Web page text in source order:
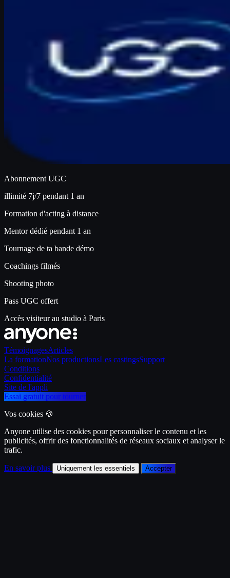
Abonnement UGC
illimité 7j/7 pendant 1 an
Formation d'acting à distance
Mentor dédié pendant 1 an
Tournage de ta bande démo
Coachings filmés
Shooting photo
Pass UGC offert
Accès visiteur au studio à Paris
TémoignagesArticles
La formationNos productionsLes castingsSupport
Conditions
Confidentialité
Site de l'appli
Essai gratuit pour tourner
Vos cookies 🍪
Anyone utilise des cookies pour personnaliser le contenu et les
publicités, offrir des fonctionnalités de réseaux sociaux et analyser le
trafic.
En savoir plus Uniquement les essentiels Accepter